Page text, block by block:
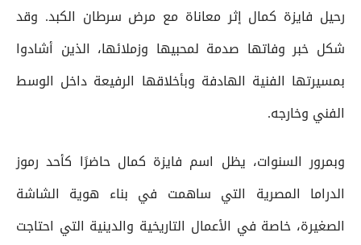
رحيل فايزة كمال إثر معاناة مع مرض سرطان الكبد. وقد
شكل خبر وفاتها صدمة لمحبيها وزملائها، الذين أشادوا
بمسيرتها الفنية الهادفة وبأخلاقها الرفيعة داخل الوسط
الفني وخارجه.
وبمرور السنوات، يظل اسم فايزة كمال حاضرًا كأحد رموز
الدراما المصرية التي ساهمت في بناء هوية الشاشة
الصغيرة، خاصة في الأعمال التاريخية والدينية التي احتاجت